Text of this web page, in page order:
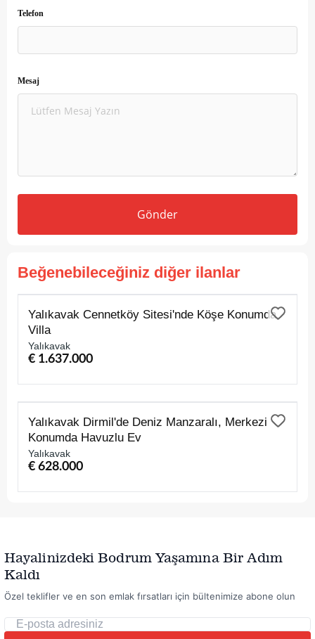
Telefon
Mesaj
Gönder
Beğenebileceğiniz diğer ilanlar
SATILIK
Yalıkavak Cennetköy Sitesi'nde Köşe Konumda
Villa
Yalıkavak
€ 1.637.000
SATILIK
Yalıkavak Dirmil'de Deniz Manzaralı, Merkezi
Konumda Havuzlu Ev
Yalıkavak
€ 628.000
Hayalinizdeki Bodrum Yaşamına Bir Adım
Kaldı
Özel teklifler ve en son emlak fırsatları için bültenimize abone olun